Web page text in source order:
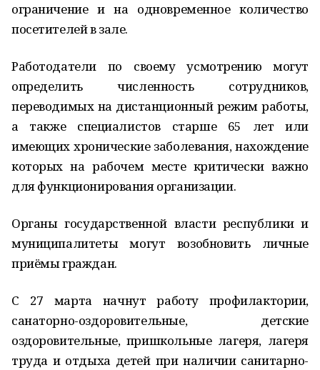
ограничение и на одновременное количество
посетителей в зале.
Работодатели по своему усмотрению могут
определить численность сотрудников,
переводимых на дистанционный режим работы,
а также специалистов старше 65 лет или
имеющих хронические заболевания, нахождение
которых на рабочем месте критически важно
для функционирования организации.
Органы государственной власти республики и
муниципалитеты могут возобновить личные
приёмы граждан.
С 27 марта начнут работу профилактории,
санаторно-оздоровительные, детские
оздоровительные, пришкольные лагеря, лагеря
труда и отдыха детей при наличии санитарно-